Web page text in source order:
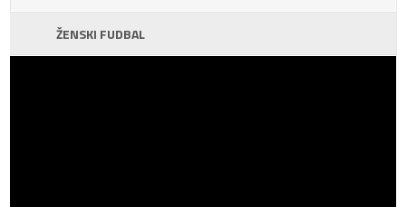
ŽENSKI FUDBAL